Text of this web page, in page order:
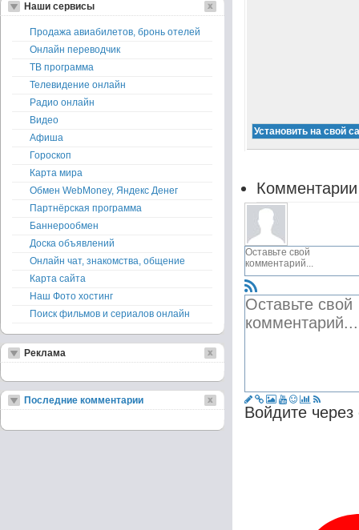
Войдите
Наши сервисы
Продажа авиабилетов, бронь отелей
Онлайн переводчик
ТВ программа
Телевидение онлайн
Радио онлайн
Видео
Афиша
Гороскоп
Карта мира
Обмен WebMoney, Яндекс Денег
Партнёрская программа
Баннерообмен
Доска объявлений
Онлайн чат, знакомства, общение
Карта сайта
Наш Фото хостинг
Поиск фильмов и сериалов онлайн
Реклама
Последние комментарии